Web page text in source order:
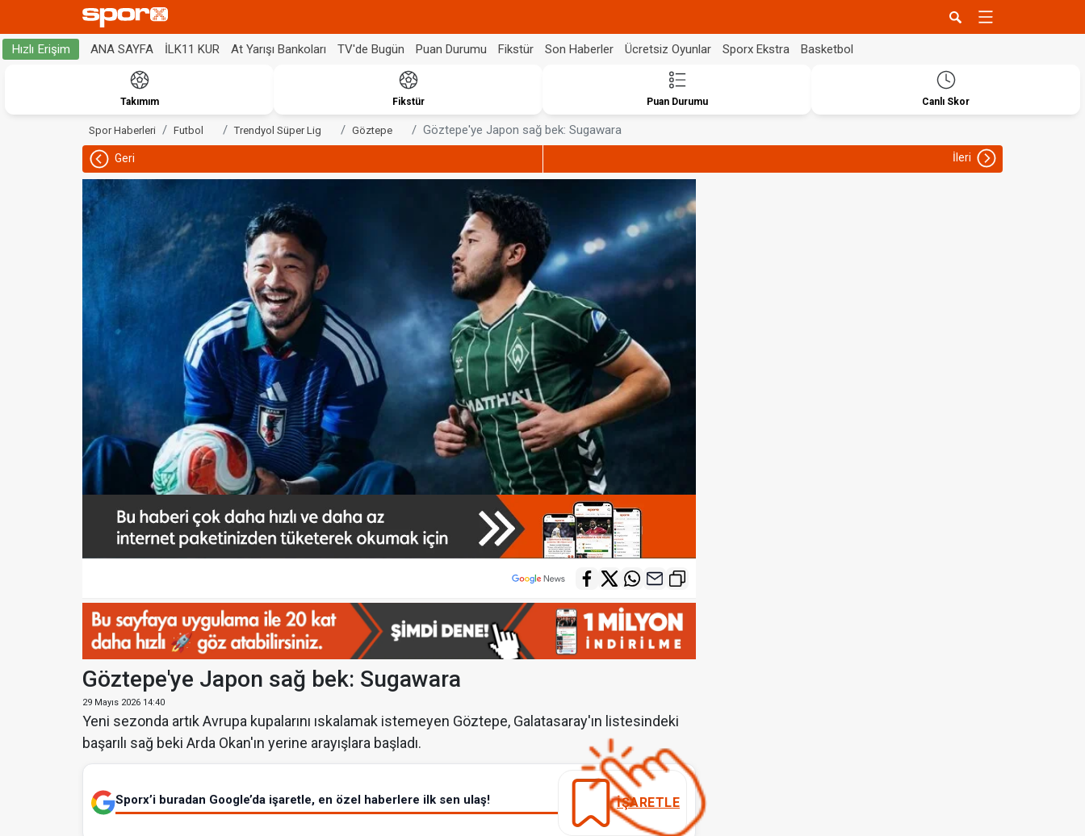
Hızlı Erişim ANA SAYFA İLK11 KUR At Yarışı Bankoları TV'de Bugün Puan Durumu Fikstür Son Haberler Ücretsiz Oyunlar Sporx Ekstra Basketbol
Takımım Fikstür Puan Durumu Canlı Skor
Spor Haberleri Futbol Trendyol Süper Lig Göztepe Göztepe'ye Japon sağ bek: Sugawara
Geri İleri
Göztepe'ye Japon sağ bek: Sugawara
29 Mayıs 2026 14:40
Yeni sezonda artık Avrupa kupalarını ıskalamak istemeyen Göztepe, Galatasaray'ın listesindeki
başarılı sağ beki Arda Okan'ın yerine arayışlara başladı.
Sporx’i buradan Google’da işaretle, en özel haberlere ilk sen ulaş! İŞARETLE